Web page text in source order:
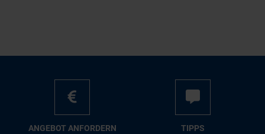
AN­GE­BOT AN­FOR­DERN TIPPS